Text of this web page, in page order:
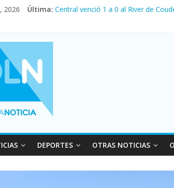
2026 Última: Central venció 1 a 0 al River de
Vacaciones de invierno con más
Fuerte caída de la venta de autos
DEPORTES OTRAS NOTICIAS